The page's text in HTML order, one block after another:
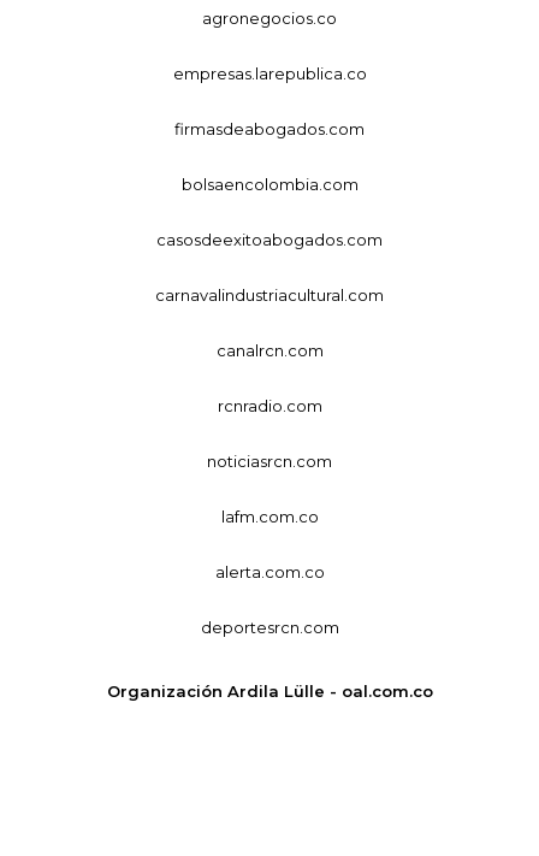
agronegocios.co
empresas.larepublica.co
firmasdeabogados.com
bolsaencolombia.com
casosdeexitoabogados.com
carnavalindustriacultural.com
canalrcn.com
rcnradio.com
noticiasrcn.com
lafm.com.co
alerta.com.co
deportesrcn.com
Organización Ardila Lülle - oal.com.co